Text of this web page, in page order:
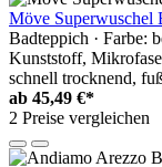
Möve Superwuschel
Badteppich · Farbe:
Kunststoff,
schnell trocknend,
ab 45,49 €*
2 Preise vergleichen